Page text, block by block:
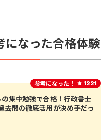
になった合格体
参考になった！ 1221
の集中勉強で合格！行政書士
去問の徹底活用が決め手だっ